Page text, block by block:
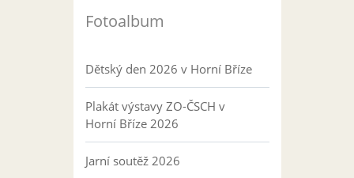
Fotoalbum
Dětský den 2026 v Horní Bříze
Plakát výstavy ZO-ČSCH v
Horní Bříze 2026
Jarní soutěž 2026